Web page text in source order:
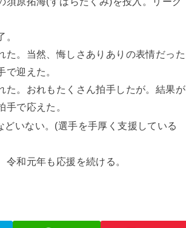
。当然、悔しさありありの表情だった
迎えた。
た。おれもたくさん拍手したが。結果が
で応えた。
どいない。(選手を手厚く支援している
和元年も応援を続ける。